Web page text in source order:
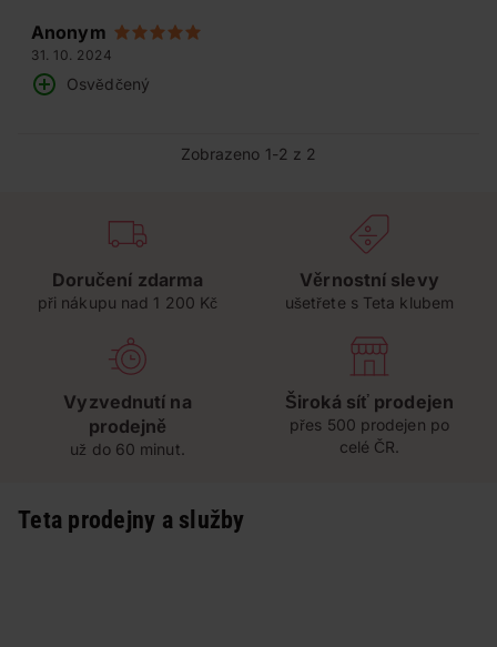
Anonym
31. 10. 2024
Osvědčený
Zobrazeno 1-2 z 2
Doručení zdarma
při nákupu nad 1 200 Kč
Věrnostní slevy
ušetřete s Teta klubem
Vyzvednutí na
prodejně
už do 60 minut.
Široká síť prodejen
přes 500 prodejen po
celé ČR.
Teta prodejny a služby